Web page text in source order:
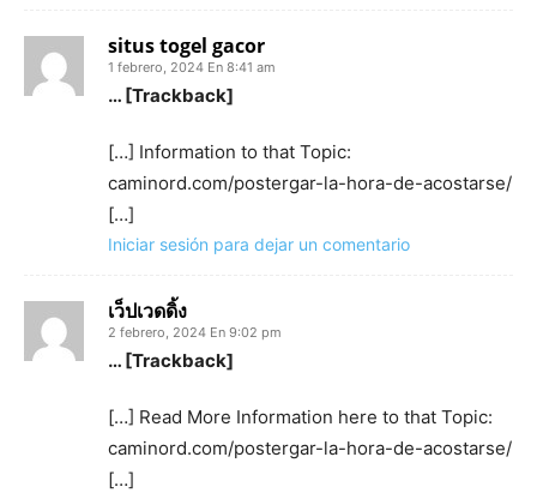
situs togel gacor
1 febrero, 2024 En 8:41 am
… [Trackback]
[…] Information to that Topic:
caminord.com/postergar-la-hora-de-acostarse/
[…]
Iniciar sesión para dejar un comentario
เว็ปเวดดิ้ง
2 febrero, 2024 En 9:02 pm
… [Trackback]
[…] Read More Information here to that Topic:
caminord.com/postergar-la-hora-de-acostarse/
[…]